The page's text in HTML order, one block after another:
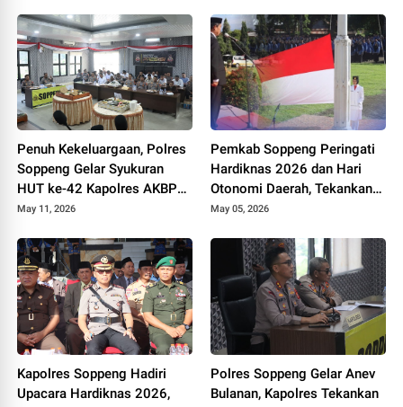
Penuh Kekeluargaan, Polres
Soppeng Gelar Syukuran
HUT ke-42 Kapolres AKBP
Aditya Pradana
May 11, 2026
Pemkab Soppeng Peringati
Hardiknas 2026 dan Hari
Otonomi Daerah, Tekankan
Kolaborasi dan Peningkatan
May 05, 2026
Kapolres Soppeng Hadiri
Upacara Hardiknas 2026,
Polres Soppeng Gelar Anev
Bulanan, Kapolres Tekankan